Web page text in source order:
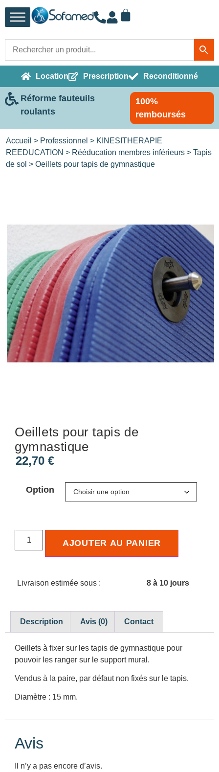
Location Prescription Reconditionné
Réforme fauteuils
roulants
100%
remboursés
Accueil > Professionnel > KINESITHERAPIE
REEDUCATION > Rééducation membres inférieurs > Tapis
de sol > Oeillets pour tapis de gymnastique
Oeillets pour tapis de
gymnastique
22,70 €
Option
AJOUTER AU PANIER
Livraison estimée sous : 8 à 10 jours
Description Avis (0) Contact
Oeillets à fixer sur les tapis de gymnastique pour
pouvoir les ranger sur le support mural.
Vendus à la paire, par défaut non fixés sur le tapis.
Diamètre : 15 mm.
Avis
Il n’y a pas encore d’avis.